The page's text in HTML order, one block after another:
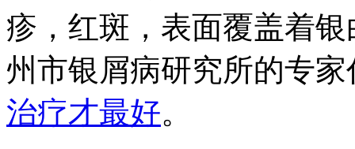
疹，红斑，表面覆盖着
州市银屑病研究所的专
治疗才最好。